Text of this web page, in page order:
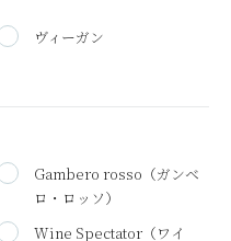
ヴィーガン
Gambero rosso （ガンベ
ロ・ロッソ）
Wine Spectator （ワイ